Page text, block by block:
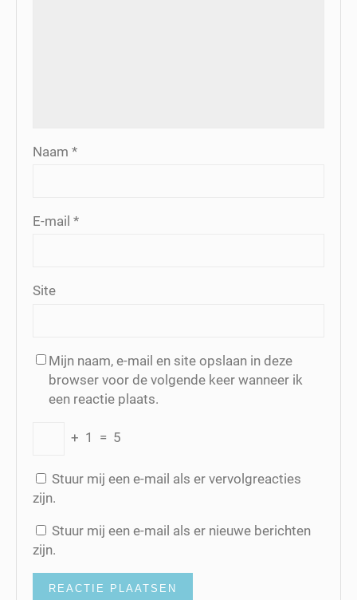
Naam *
E-mail *
Site
Mijn naam, e-mail en site opslaan in deze
browser voor de volgende keer wanneer ik
een reactie plaats.
+ 1 = 5
Stuur mij een e-mail als er vervolgreacties
zijn.
Stuur mij een e-mail als er nieuwe berichten
zijn.